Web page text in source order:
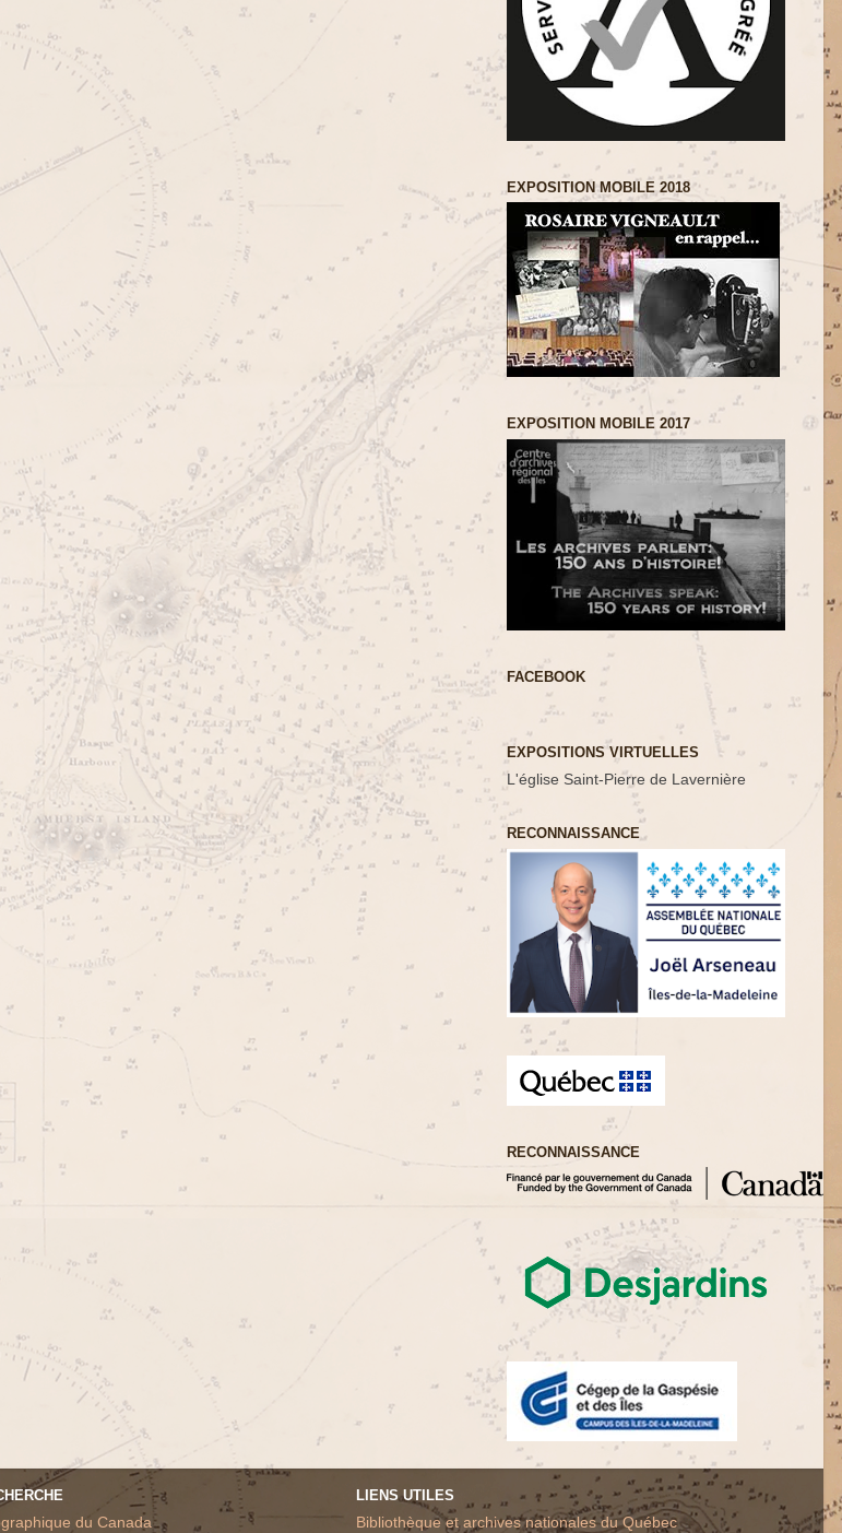
EXPOSITION MOBILE 2018
EXPOSITION MOBILE 2017
FACEBOOK
EXPOSITIONS VIRTUELLES
L'église Saint-Pierre de Lavernière
RECONNAISSANCE
RECONNAISSANCE
du Canada
LIENS UTILES
Bibliothèque et archives nationales du Québec